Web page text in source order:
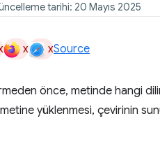
tarihi: 20 Mayıs 2025
x xSource
önce, metinde hangi dilin
yüklenmesi, çevirinin